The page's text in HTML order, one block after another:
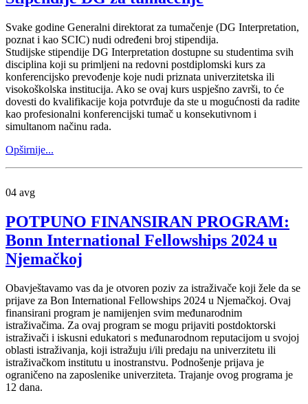
Svake godine Generalni direktorat za tumačenje (DG Interpretation,
poznat i kao SCIC) nudi određeni broj stipendija.
Studijske stipendije DG Interpretation dostupne su studentima svih
disciplina koji su primljeni na redovni postdiplomski kurs za
konferencijsko prevođenje koje nudi priznata univerzitetska ili
visokoškolska institucija. Ako se ovaj kurs uspješno završi, to će
dovesti do kvalifikacije koja potvrđuje da ste u mogućnosti da radite
kao profesionalni konferencijski tumač u konsekutivnom i
simultanom načinu rada.
Opširnije...
04 avg
POTPUNO FINANSIRAN PROGRAM:
Bonn International Fellowships 2024 u
Njemačkoj
Obavještavamo vas da je otvoren poziv za istraživače koji žele da se
prijave za Bon International Fellowships 2024 u Njemačkoj. Ovaj
finansirani program je namijenjen svim međunarodnim
istraživačima. Za ovaj program se mogu prijaviti postdoktorski
istraživači i iskusni edukatori s međunarodnom reputacijom u svojoj
oblasti istraživanja, koji istražuju i/ili predaju na univerzitetu ili
istraživačkom institutu u inostranstvu. Podnošenje prijava je
ograničeno na zaposlenike univerziteta. Trajanje ovog programa je
12 dana.